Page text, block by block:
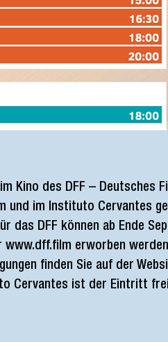
Kino des DFF – Deutsches
und im Instituto Cervantes
das DFF können ab Ende
www.dff.film erworben
finden Sie auf der
Cervantes ist der Eintritt